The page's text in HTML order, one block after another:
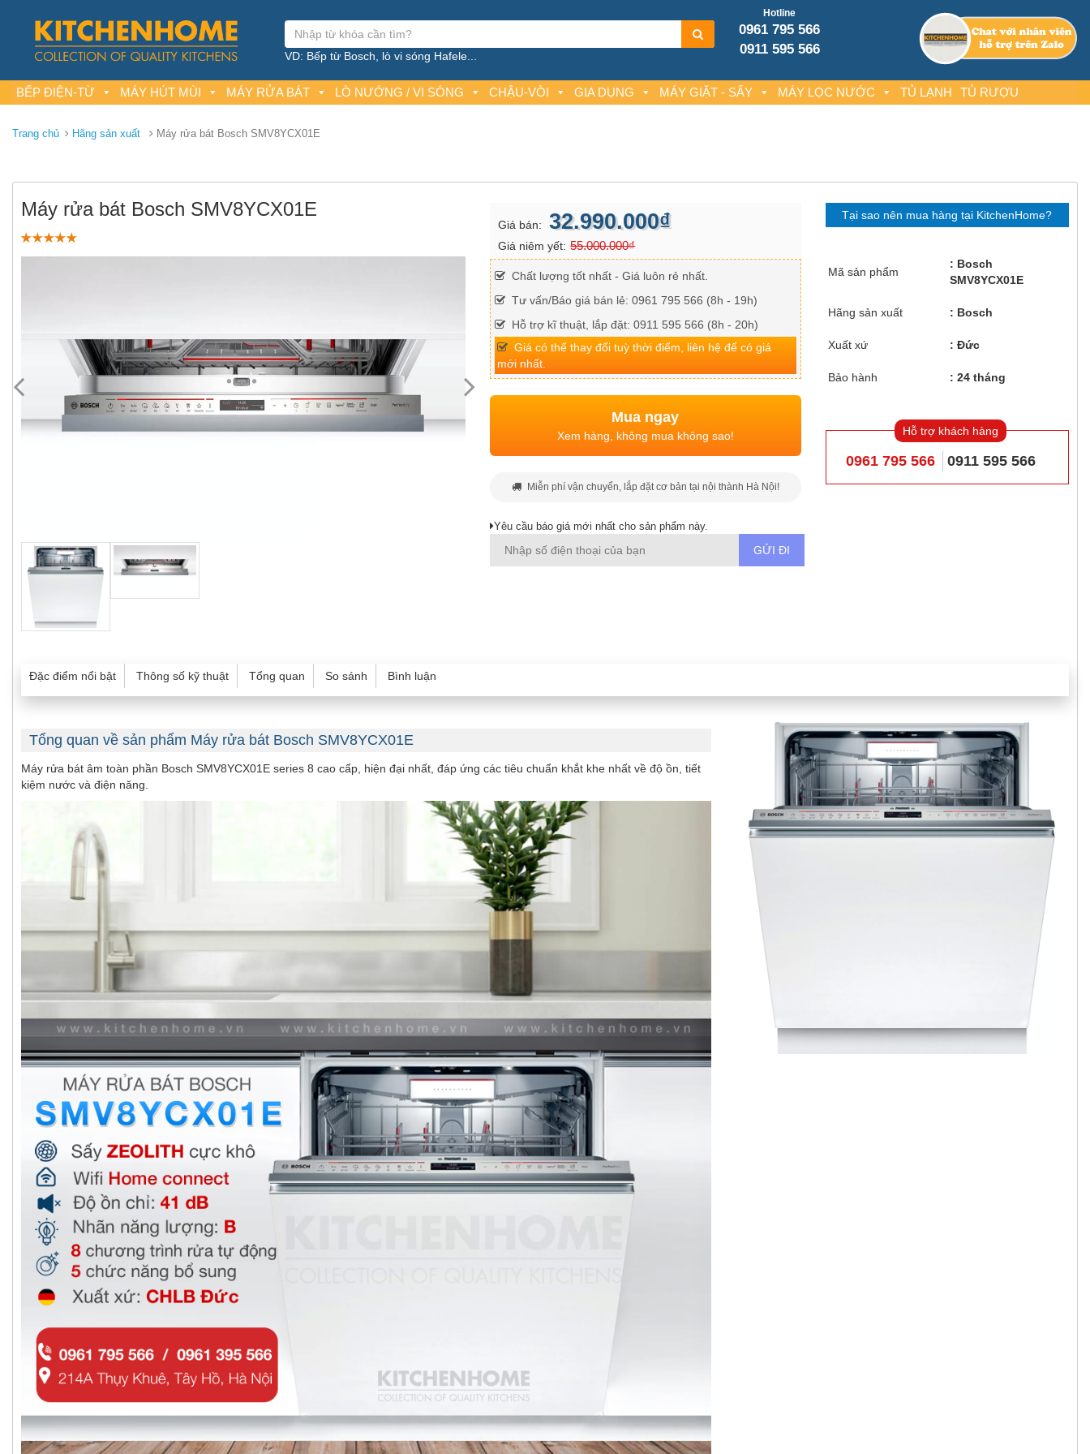
Hotline
0961 795 566
0911 595 566
VD: Bếp từ Bosch, lò vi sóng Hafele...
BẾP ĐIỆN-TỪ MÁY HÚT MÙI MÁY RỬA BÁT LÒ NƯỚNG / VI SÓNG CHẬU-VÒI GIA DỤNG MÁY GIẶT - SẤY MÁY LỌC NƯỚC TỦ LẠNH TỦ RƯỢU
Trang chủ Hãng sản xuất Máy rửa bát Bosch SMV8YCX01E
Máy rửa bát Bosch SMV8YCX01E
Giá bán: 32.990.000₫
Giá niêm yết: 55.000.000₫
Chất lượng tốt nhất - Giá luôn rẻ nhất.
Tư vấn/Báo giá bán lẻ: 0961 795 566 (8h - 19h)
Hỗ trợ kĩ thuật, lắp đặt: 0911 595 566 (8h - 20h)
Giá có thể thay đổi tuỳ thời điểm, liên hệ để có giá
mới nhất.
Mua ngay
Xem hàng, không mua không sao!
Miễn phí vận chuyển, lắp đặt cơ bản tại nội thành Hà Nội!
Yêu cầu báo giá mới nhất cho sản phẩm này.
Tại sao nên mua hàng tại KitchenHome?
Mã sản phẩm
Bosch
SMV8YCX01E
Hãng sản xuất Bosch
Xuất xứ Đức
Bảo hành 24 tháng
Hỗ trợ khách hàng
0961 795 566 0911 595 566
Đặc điểm nổi bật Thông số kỹ thuật Tổng quan So sánh Bình luận
Tổng quan về sản phẩm Máy rửa bát Bosch SMV8YCX01E
Máy rửa bát âm toàn phần Bosch SMV8YCX01E series 8 cao cấp, hiện đại nhất, đáp ứng các tiêu chuẩn khắt khe nhất về độ ồn, tiết
kiệm nước và điện năng.